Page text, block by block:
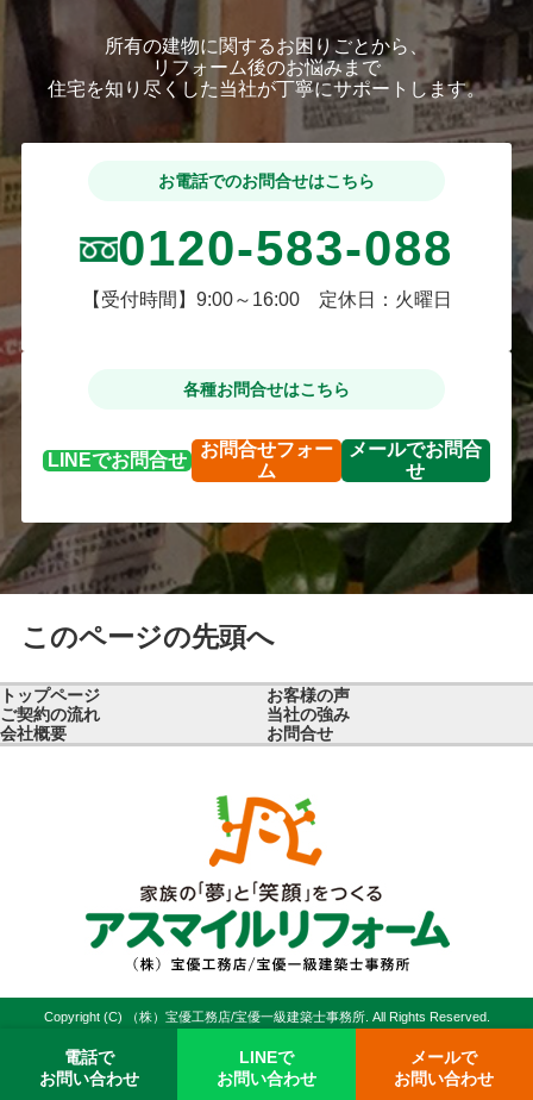
所有の建物に関するお困りごとから、
リフォーム後のお悩みまで
住宅を知り尽くした当社が丁寧にサポートします。
お電話でのお問合せはこちら
0120-583-088
【受付時間】9:00～16:00 定休日：火曜日
各種お問合せはこちら
LINEでお問合せ
お問合せフォー
ム
メールでお問合
せ
このページの先頭へ
トップページ
お客様の声
ご契約の流れ
当社の強み
会社概要
お問合せ
Copyright (C) （株）宝優工務店/宝優一級建築士事務所. All Rights Reserved.
電話で
お問い合わせ
LINEで
お問い合わせ
メールで
お問い合わせ